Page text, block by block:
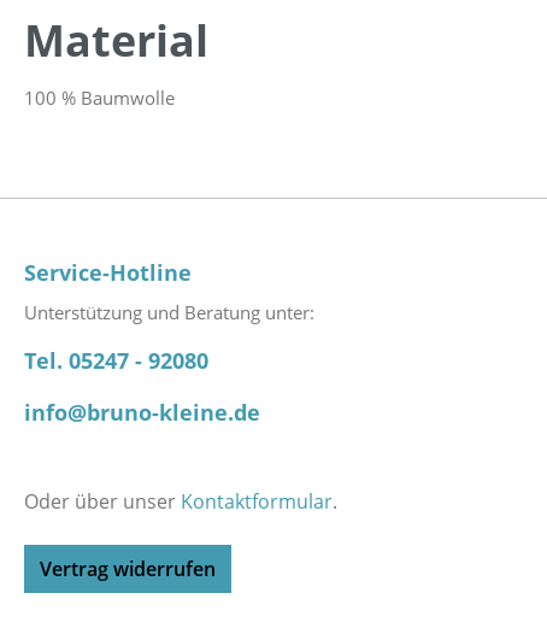
Material
100 % Baumwolle
Service-Hotline
Unterstützung und Beratung unter:
Tel. 05247 - 92080
info@bruno-kleine.de
Oder über unser Kontaktformular.
Vertrag widerrufen